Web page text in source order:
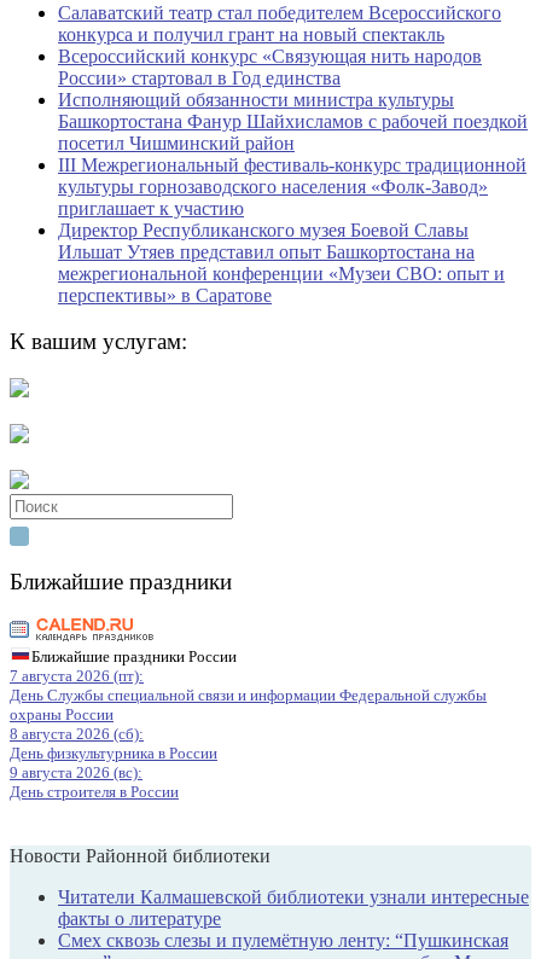
Салаватский театр стал победителем Всероссийского
конкурса и получил грант на новый спектакль
Всероссийский конкурс «Связующая нить народов
России» стартовал в Год единства
Исполняющий обязанности министра культуры
Башкортостана Фанур Шайхисламов с рабочей поездкой
посетил Чишминский район
III Межрегиональный фестиваль-конкурс традиционной
культуры горнозаводского населения «Фолк-Завод»
приглашает к участию
Директор Республиканского музея Боевой Славы
Ильшат Утяев представил опыт Башкортостана на
межрегиональной конференции «Музеи СВО: опыт и
перспективы» в Саратове
К вашим услугам:
Search
for:
Ближайшие праздники
Ближайшие праздники России
7 августа 2026 (пт):
День Службы специальной связи и информации Федеральной службы
охраны России
8 августа 2026 (сб):
День физкультурника в России
9 августа 2026 (вс):
День строителя в России
Новости Районной библиотеки
Читатели Калмашевской библиотеки узнали интересные
факты о литературе
Смех сквозь слезы и пулемётную ленту: “Пушкинская